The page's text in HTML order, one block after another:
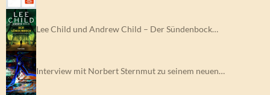
Lee Child und Andrew Child – Der Sündenbock…
Interview mit Norbert Sternmut zu seinem neuen…